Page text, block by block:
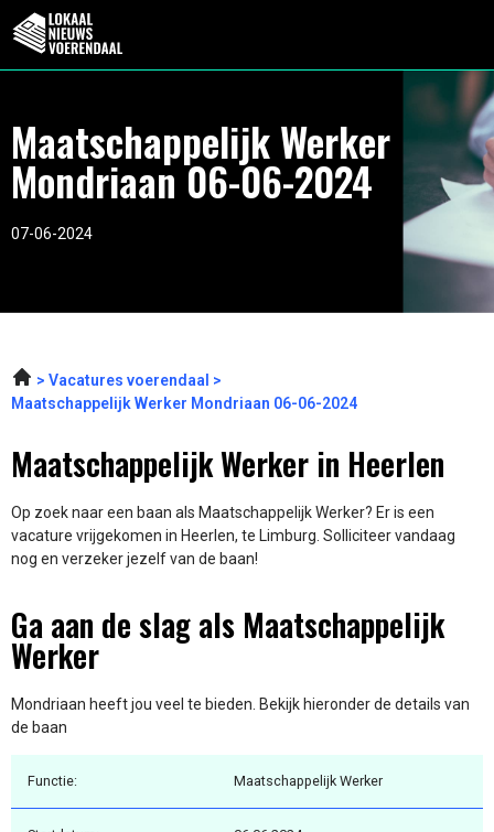
Maatschappelijk Werker
Mondriaan 06-06-2024
07-06-2024
Vacatures voerendaal
Maatschappelijk Werker Mondriaan 06-06-2024
Maatschappelijk Werker in Heerlen
Op zoek naar een baan als Maatschappelijk Werker? Er is een
vacature vrijgekomen in Heerlen, te Limburg. Solliciteer vandaag
nog en verzeker jezelf van de baan!
Ga aan de slag als Maatschappelijk
Werker
Mondriaan heeft jou veel te bieden. Bekijk hieronder de details van
de baan
Functie: Maatschappelijk Werker